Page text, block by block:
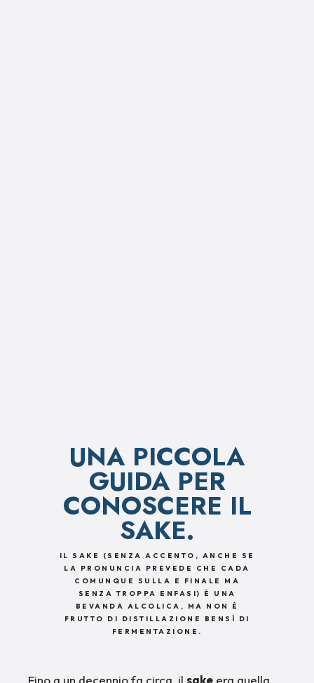
UNA PICCOLA
GUIDA PER
CONOSCERE IL
SAKE.
IL SAKE (SENZA ACCENTO, ANCHE SE
LA PRONUNCIA PREVEDE CHE CADA
COMUNQUE SULLA E FINALE MA
SENZA TROPPA ENFASI) È UNA
BEVANDA ALCOLICA, MA NON È
FRUTTO DI DISTILLAZIONE BENSÌ DI
FERMENTAZIONE.